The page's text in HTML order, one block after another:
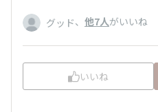
グッド、 他7人がいいね
いいね